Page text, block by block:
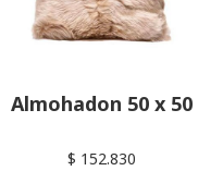
Almohadon 50 x 50
$ 152.830